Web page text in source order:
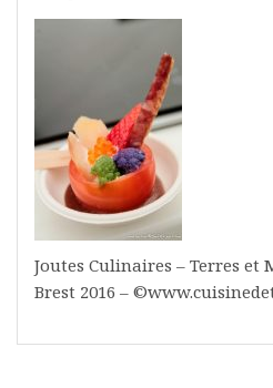
Joutes Culinaires – Terres et
Brest 2016 –